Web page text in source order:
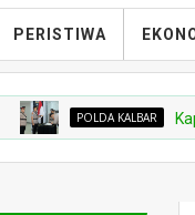
PERISTIWA
POLDA KALBAR Kapolres